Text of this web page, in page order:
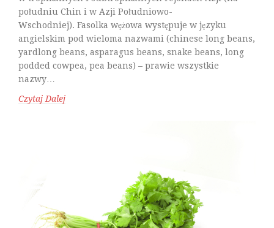
południu Chin i w Azji Południowo-
Wschodniej). Fasolka wężowa występuje w języku
angielskim pod wieloma nazwami (chinese long beans,
yardlong beans, asparagus beans, snake beans, long
podded cowpea, pea beans) – prawie wszystkie
nazwy…
Czytaj Dalej